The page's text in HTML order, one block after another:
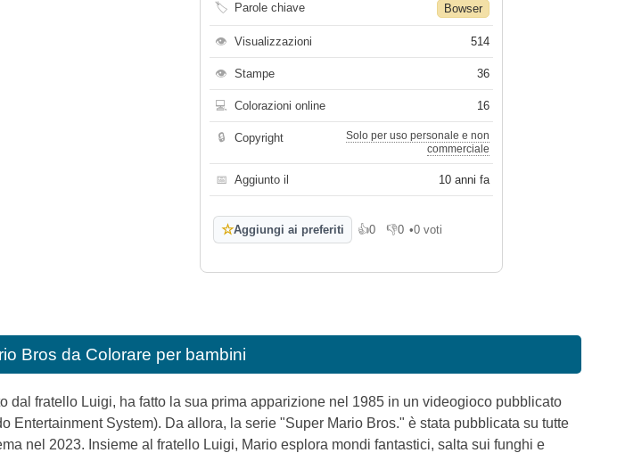
🏷 Parole chiave Bowser
👁 Visualizzazioni 514
👁 Stampe 36
💻 Colorazioni online 16
🔒 Copyright
Solo per uso personale e non
commerciale
📅 Aggiunto il 10 anni fa
☆Aggiungi ai preferiti 👍0
Mi piace
👎0
Non mi piace
•0 voti
Bros da Colorare per bambini
dal fratello Luigi, ha fatto la sua prima apparizione nel 1985 in un videogioco pubblicato
Entertainment System). Da allora, la serie "Super Mario Bros." è stata pubblicata su tutte
nel 2023. Insieme al fratello Luigi, Mario esplora mondi fantastici, salta sui funghi e